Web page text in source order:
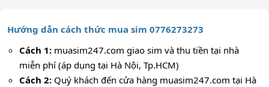
Hướng dẫn cách thức mua sim 0776273273
Cách 1: muasim247.com giao sim và thu tiền tại nhà
miễn phí (áp dụng tại Hà Nội, Tp.HCM)
Cách 2: Quý khách đến cửa hàng muasim247.com tại Hà